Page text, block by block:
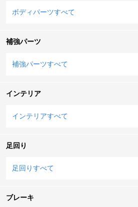
ボディパーツすべて
補強パーツ
補強パーツすべて
インテリア
インテリアすべて
足回り
足回りすべて
ブレーキ